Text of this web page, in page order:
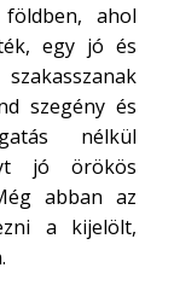
ahol
egy jó és
szegény és
nélkül
jó örökös
abban az
a kijelölt,